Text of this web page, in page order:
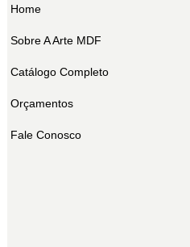
Home
Sobre A Arte MDF
Catálogo Completo
Orçamentos
Fale Conosco